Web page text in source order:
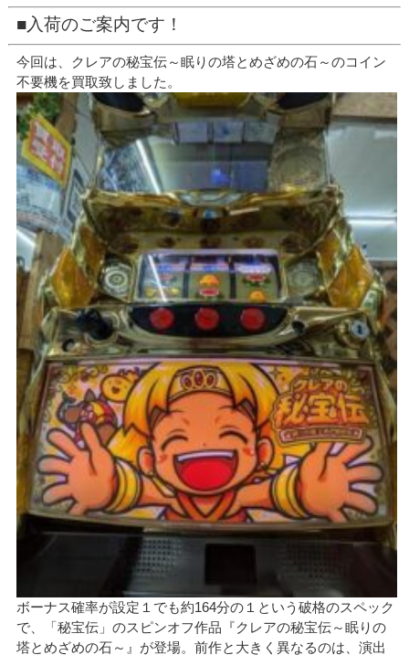
■入荷のご案内です！
今回は、クレアの秘宝伝～眠りの塔とめざめの石～のコイン
不要機を買取致しました。
ボーナス確率が設定１でも約164分の１という破格のスペック
で、「秘宝伝」のスピンオフ作品『クレアの秘宝伝～眠りの
塔とめざめの石～』が登場。前作と大きく異なるのは、演出